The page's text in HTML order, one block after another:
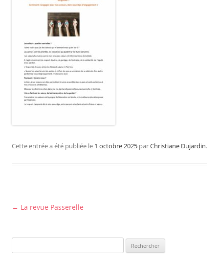
Cette entrée a été publiée le 1 octobre 2025 parChristiane Dujardin.
Navigation
← La revue Passerelle